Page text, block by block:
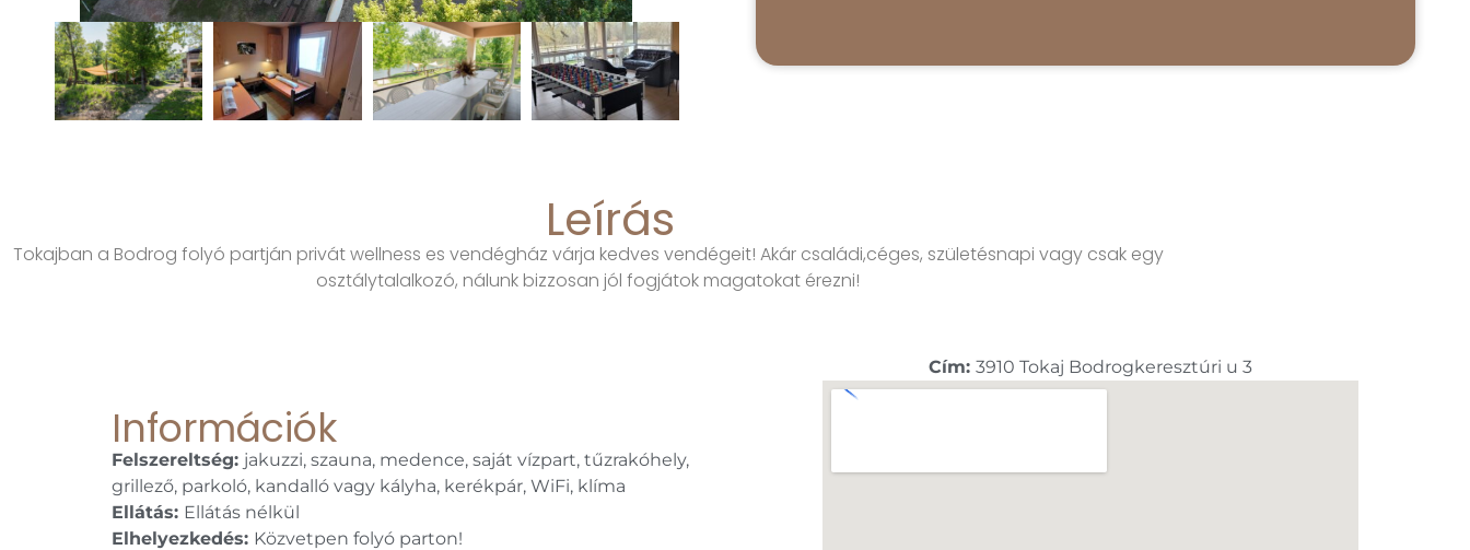
Leírás
Tokajban a Bodrog folyó partján privát wellness es vendégház várja kedves vendégeit! Akár családi,céges, születésnapi vagy csak egy
osztálytalalkozó, nálunk bizzosan jól fogjátok magatokat érezni!
Információk
Felszereltség: jakuzzi, szauna, medence, saját vízpart, tűzrakóhely,
grillező, parkoló, kandalló vagy kályha, kerékpár, WiFi, klíma
Ellátás: Ellátás nélkül
Elhelyezkedés: Közvetpen folyó parton!
Cím: 3910 Tokaj Bodrogkeresztúri u 3